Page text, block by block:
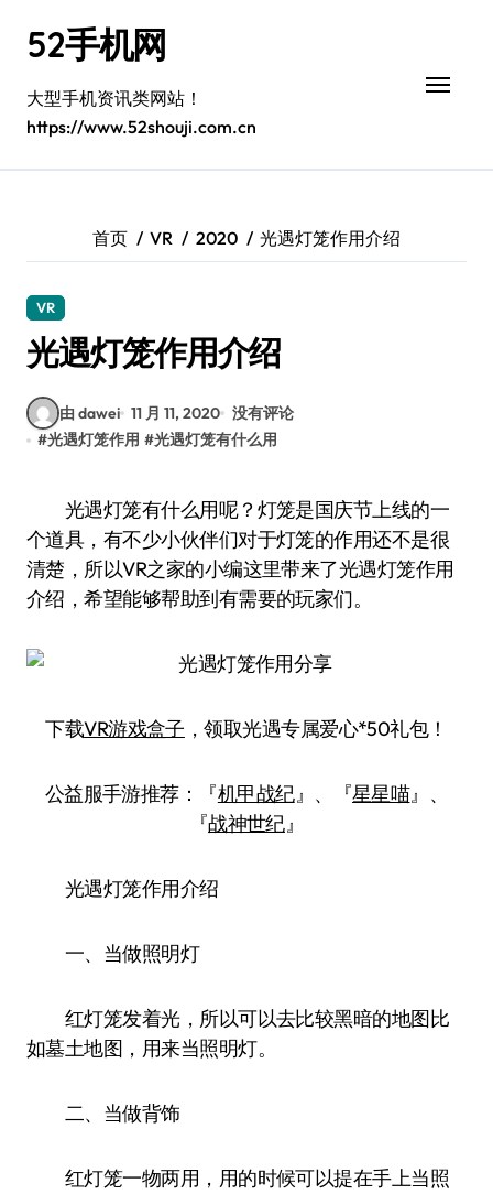
52手机网
大型手机资讯类网站！
https://www.52shouji.com.cn
首页 VR 2020 光遇灯笼作用介绍
VR
光遇灯笼作用介绍
由 dawei 11 月 11, 2020 没有评论
#光遇灯笼作用 #光遇灯笼有什么用
光遇灯笼有什么用呢？灯笼是国庆节上线的一
个道具，有不少小伙伴们对于灯笼的作用还不是很
清楚，所以VR之家的小编这里带来了光遇灯笼作用
介绍，希望能够帮助到有需要的玩家们。
下载VR游戏盒子 ，领取光遇专属爱心*50礼包！
公益服手游推荐：『机甲战纪』、『星星喵』、
『战神世纪』
光遇灯笼作用介绍
一、当做照明灯
红灯笼发着光，所以可以去比较黑暗的地图比
如墓土地图，用来当照明灯。
二、当做背饰
红灯笼一物两用，用的时候可以提在手上当照